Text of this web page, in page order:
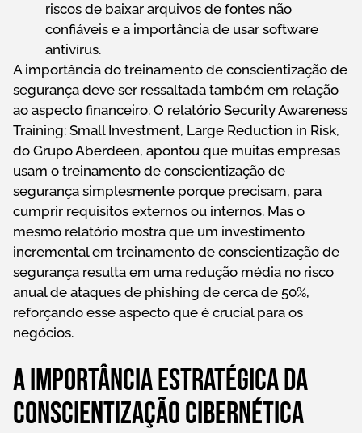
riscos de baixar arquivos de fontes não
confiáveis e a importância de usar software
antivírus.
A importância do treinamento de conscientização de
segurança deve ser ressaltada também em relação
ao aspecto financeiro. O relatório Security Awareness
Training: Small Investment, Large Reduction in Risk,
do Grupo Aberdeen, apontou que muitas empresas
usam o treinamento de conscientização de
segurança simplesmente porque precisam, para
cumprir requisitos externos ou internos. Mas o
mesmo relatório mostra que um investimento
incremental em treinamento de conscientização de
segurança resulta em uma redução média no risco
anual de ataques de phishing de cerca de 50%,
reforçando esse aspecto que é crucial para os
negócios.
A importância estratégica da
conscientização cibernética